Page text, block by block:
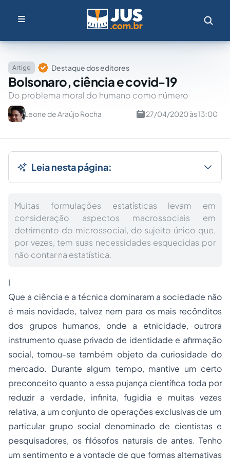
Artigo Destaque dos editores
Bolsonaro, ciência e covid-19
Do problema moral do humano como número
Leone de Araújo Rocha 27/04/2020 às 13:00
Leia nesta página:
Muitas formulações estatísticas levam em
consideração aspectos macrossociais em
detrimento do microssocial, do sujeito único que,
por vezes, tem suas necessidades esquecidas por
não contar na estatística.
I
Que a ciência e a técnica dominaram a sociedade não
é mais novidade, talvez nem para os mais recônditos
dos grupos humanos, onde a etnicidade, outrora
instrumento quase privado de identidade e afirmação
social, tornou-se também objeto da curiosidade do
mercado. Durante algum tempo, mantive um certo
preconceito quanto a essa pujança científica toda por
reduzir a verdade, infinita, fugidia e muitas vezes
relativa, a um conjunto de operações exclusivas de um
particular grupo social denominado de cientistas e
pesquisadores, os filósofos naturais de antes. Tenho
um sentimento e a vontade de que formas alternativas